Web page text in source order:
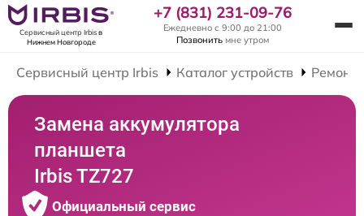
Сервисный центр Irbisв
Нижнем Новгороде
+7 (831) 231-09-76
Ежедневно с 9:00 до 21:00
Позвонить мне утром
Сервисный центр Irbis Каталог устройств Ремонт
Замена аккумулятора
планшета
Irbis TZ727
Официальный сервис